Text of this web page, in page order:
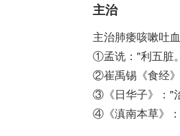
主治
主治肺痿咳嗽吐
①孟诜："利五脏
②崔禹锡《食经
③《日华子》："
④《滇南本草》